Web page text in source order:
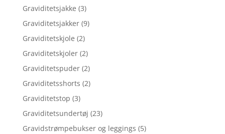
Graviditetsjakke (3)
Graviditetsjakker (9)
Graviditetskjole (2)
Graviditetskjoler (2)
Graviditetspuder (2)
Graviditetsshorts (2)
Graviditetstop (3)
Graviditetsundertøj (23)
Gravidstrømpebukser og leggings (5)